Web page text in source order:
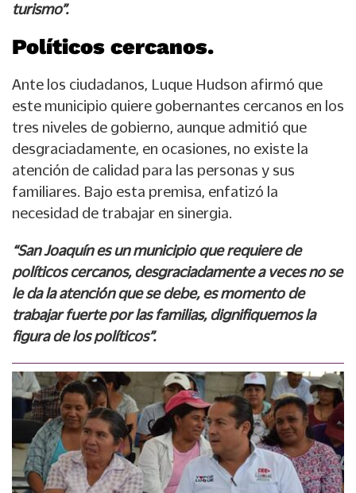
turismo”.
Políticos cercanos.
Ante los ciudadanos, Luque Hudson afirmó que
este municipio quiere gobernantes cercanos en los
tres niveles de gobierno, aunque admitió que
desgraciadamente, en ocasiones, no existe la
atención de calidad para las personas y sus
familiares. Bajo esta premisa, enfatizó la
necesidad de trabajar en sinergia.
“San Joaquín es un municipio que requiere de
políticos cercanos, desgraciadamente a veces no se
le da la atención que se debe, es momento de
trabajar fuerte por las familias, dignifiquemos la
figura de los políticos”.